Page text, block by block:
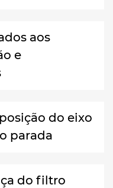
aos
e
do eixo
parada
do filtro